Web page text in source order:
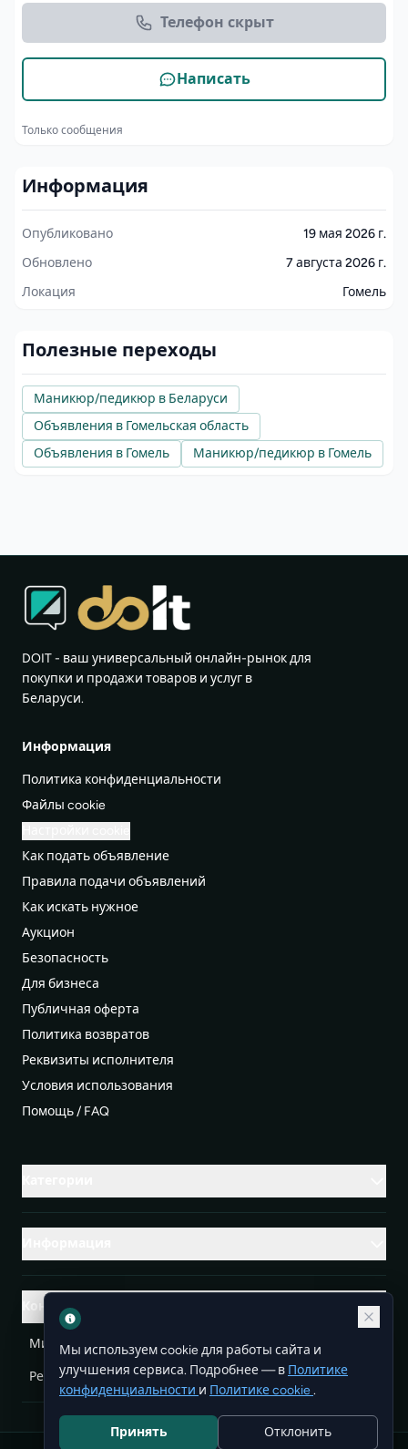
Телефон скрыт
Написать
Только сообщения
Информация
Опубликовано
19 мая 2026 г.
Обновлено
7 августа 2026 г.
Локация
Гомель
Полезные переходы
Маникюр/педикюр в Беларуси
Объявления в Гомельская область
Объявления в Гомель
Маникюр/педикюр в Гомель
DOIT - ваш универсальный онлайн-рынок для
покупки и продажи товаров и услуг в
Беларуси.
Информация
Политика конфиденциальности
Файлы cookie
Как подать объявление
Правила подачи объявлений
Как искать нужное
Аукцион
Безопасность
Для бизнеса
Публичная оферта
Политика возвратов
Реквизиты исполнителя
Условия использования
Помощь / FAQ
Контакты
Михаленко Руслан Леонидович, УНП ЕА3732804
Республика Беларусь info@doit.by
Мы используем cookie для работы сайта и
улучшения сервиса. Подробнее — в Политике
конфиденциальности и Политике cookie.
Принять Отклонить